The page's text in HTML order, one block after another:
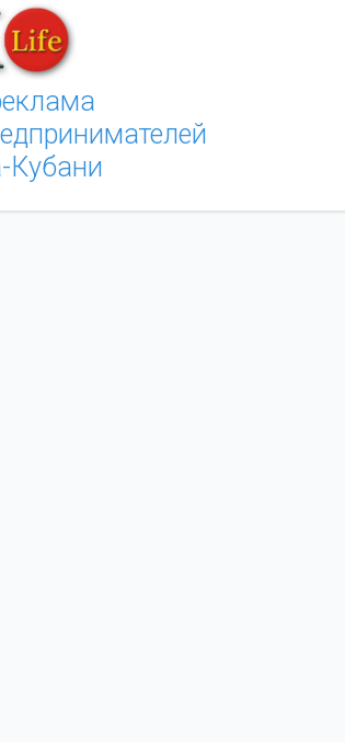
Кубани